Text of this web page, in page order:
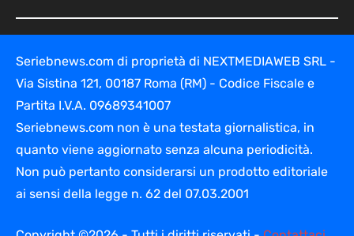
Seriebnews.com di proprietà di NEXTMEDIAWEB SRL -
Via Sistina 121, 00187 Roma (RM) - Codice Fiscale e
Partita I.V.A. 09689341007
Seriebnews.com non è una testata giornalistica, in
quanto viene aggiornato senza alcuna periodicità.
Non può pertanto considerarsi un prodotto editoriale
ai sensi della legge n. 62 del 07.03.2001